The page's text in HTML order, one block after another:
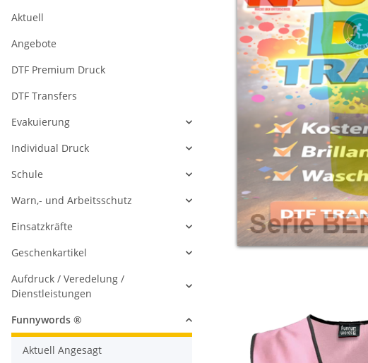
Aktuell
Angebote
DTF Premium Druck
DTF Transfers
Evakuierung
Individual Druck
Schule
Warn,- und Arbeitsschutz
Einsatzkräfte
Geschenkartikel
Aufdruck / Veredelung /
Dienstleistungen
Funnywords ®
Aktuell Angesagt